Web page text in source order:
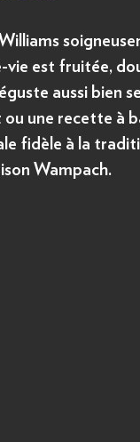
vie est fruitée,
aussi bien
une recette à
fidèle à la
Wampach.